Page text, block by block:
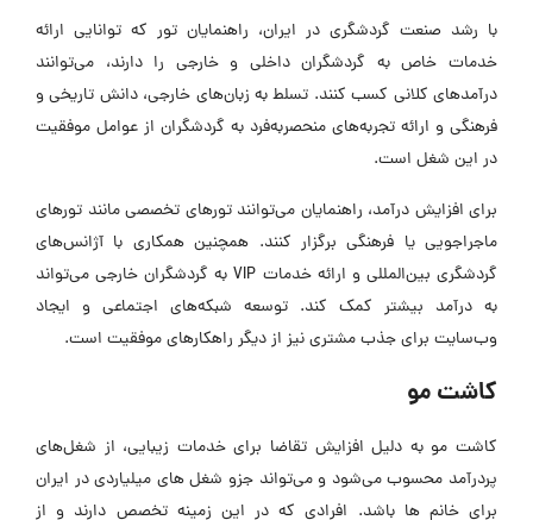
با رشد صنعت گردشگری در ایران، راهنمایان تور که توانایی ارائه
خدمات خاص به گردشگران داخلی و خارجی را دارند، می‌توانند
درآمدهای کلانی کسب کنند. تسلط به زبان‌های خارجی، دانش تاریخی و
فرهنگی و ارائه تجربه‌های منحصربه‌فرد به گردشگران از عوامل موفقیت
در این شغل است.
برای افزایش درآمد، راهنمایان می‌توانند تورهای تخصصی مانند تورهای
ماجراجویی یا فرهنگی برگزار کنند. همچنین همکاری با آژانس‌های
گردشگری بین‌المللی و ارائه خدمات VIP به گردشگران خارجی می‌تواند
به درآمد بیشتر کمک کند. توسعه شبکه‌های اجتماعی و ایجاد
وب‌سایت برای جذب مشتری نیز از دیگر راهکارهای موفقیت است.
کاشت مو
کاشت مو به دلیل افزایش تقاضا برای خدمات زیبایی، از شغل‌های
پردرآمد محسوب می‌شود و می‌تواند جزو شغل های میلیاردی در ایران
برای خانم ها باشد. افرادی که در این زمینه تخصص دارند و از